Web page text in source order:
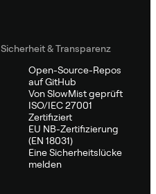
Sicherheit & Transparenz
Open-Source-Repos
auf GitHub
Von SlowMist geprüft
ISO/IEC 27001
Zertifiziert
EU NB-Zertifizierung
(EN 18031)
Eine Sicherheitslücke
melden